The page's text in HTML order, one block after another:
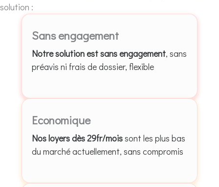
solution :
Sans engagement
Notre solution est sans engagement, sans
préavis ni frais de dossier, flexible
Economique
Nos loyers dès 29fr/moissont les plus bas
du marché actuellement, sans compromis